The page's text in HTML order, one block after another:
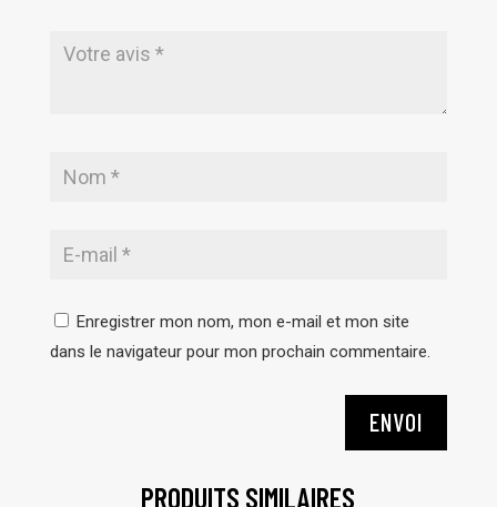
Enregistrer mon nom, mon e-mail et mon site
dans le navigateur pour mon prochain commentaire.
ENVOI
PRODUITS SIMILAIRES